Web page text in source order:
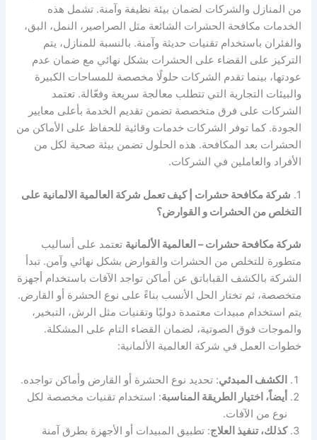
من المنازل والشركات لضمان بيئة نظيفة وآمنة. تشمل هذه
الخدمات مكافحة الحشرات الشائعة مثل الصراصير، النمل، البق،
والفئران باستخدام تقنيات حديثة وآمنة. بالنسبة للمنازل، يتم
التركيز على القضاء على الحشرات بشكل نهائي مع ضمان عدم
عودتها، بينما تقدم الشركات حلولًا مخصصة للمساحات الكبيرة
والبيئات التجارية التي تتطلب معالجة سريعة وفعّالة. تعتمد
الشركات على فرق متخصصة تضمن تقديم الخدمة بأعلى معايير
الجودة. كما توفر الشركات خدمات وقائية للحفاظ على الأماكن من
الحشرات بعد المكافحة. هذه الحلول تضمن بيئة صحية لكل من
الأفراد والعاملين في الشركات.
1. شركة مكافحة حشرات | كيف تعمل شركة العالمية الالمانية على
التخلص من الحشرات و القوارض؟
شركة مكافحة حشرات – العالمية الألمانية تعتمد على أساليب
متطورة للتخلص من الحشرات والقوارض بشكل نهائي وآمن. تبدأ
الشركة بالكشف القباباتق عن أماكن تواجد الآفات باستخدام أجهزة
متخصصة، ثم تختار الحل الأنسب بناءً على نوع الحشرة أو القارض.
يتم استخدام مبيدات معتمدة دوليًا وتقنيات مثل الرش، التبخير،
والموجات فوق الصوتية، لضمان القضاء التام على المشكلة.
خطوات العمل في شركة العالمية الألمانية:
الكشف المبدئي: تحديد نوع الحشرة أو القارض وأماكن تواجده.
أيضاً، اختيار الطريقة المناسبة: استخدام تقنيات مخصصة لكل
نوع من الآفات.
كذلك، تنفيذ العلاج: تطبيق المبيدات أو الأجهزة بطرق آمنة